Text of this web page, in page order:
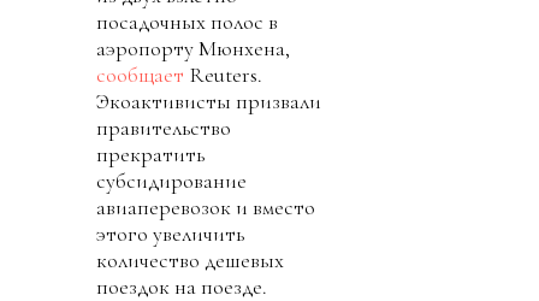
посадочных полос в
аэропорту Мюнхена,
сообщает Reuters.
Экоактивисты призвали
правительство
прекратить
субсидирование
авиаперевозок и вместо
этого увеличить
количество дешевых
поездок на поезде.